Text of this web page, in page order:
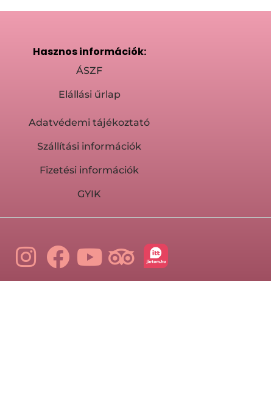
Hasznos információk:
ÁSZF
Elállási űrlap
Adatvédemi tájékoztató
Szállítási információk
Fizetési információk
GYIK